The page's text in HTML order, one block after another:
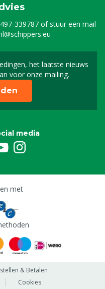
339787of stuur een mail
het laatste nieuws
voor onze mailing.
je in voor onze
media
met
& Betalen
Cookies